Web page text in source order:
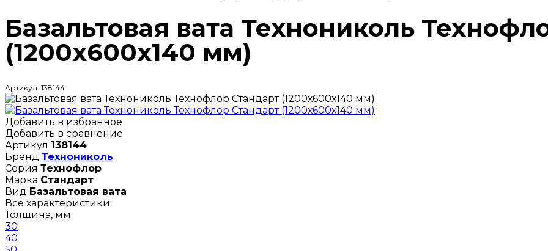
Базальтовая вата Технониколь
(1200х600х140 мм)
Артикул: 138144
Добавить в избранное
Добавить в сравнение
Артикул 138144
Бренд Технониколь
Серия Технофлор
Марка Стандарт
Вид Базальтовая вата
Все характеристики
Толщина, мм:
30
40